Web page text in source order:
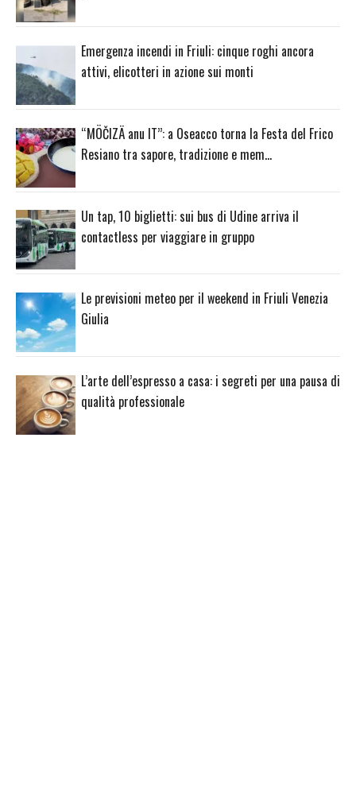
Emergenza incendi in Friuli: cinque roghi ancora
attivi, elicotteri in azione sui monti
“MÖČIZÄ anu IT”: a Oseacco torna la Festa del Frico
Resiano tra sapore, tradizione e mem…
Un tap, 10 biglietti: sui bus di Udine arriva il
contactless per viaggiare in gruppo
Le previsioni meteo per il weekend in Friuli Venezia
Giulia
L’arte dell’espresso a casa: i segreti per una pausa di
qualità professionale